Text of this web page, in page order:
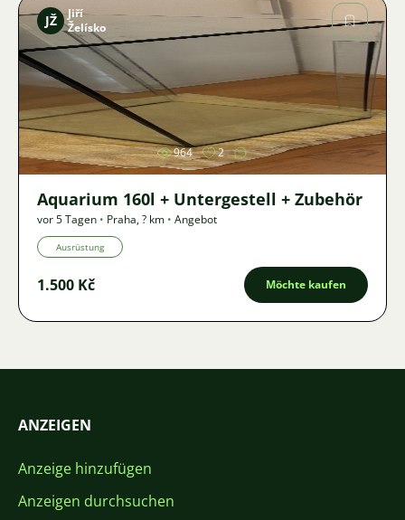
Bild
JŽ
Jiří
Želísko
964 2
Aquarium 160l + Untergestell + Zubehör
vor 5 Tagen • Praha,? km • Angebot
Ausrüstung
1.500 Kč Möchte kaufen
ANZEIGEN
Anzeige hinzufügen
Anzeigen durchsuchen